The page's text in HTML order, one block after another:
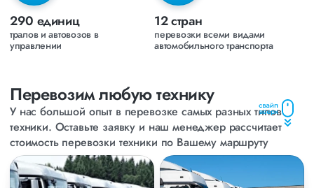
290 единиц
тралов и автовозов в
управлении
12стран
перевозки всеми видами
автомобильного транспорта
Перевозим любую технику
У нас большой опыт в перевозке самых разных типов
техники. Оставьте заявку и наш менеджер рассчитает
стоимость перевозки техники по Вашему маршруту